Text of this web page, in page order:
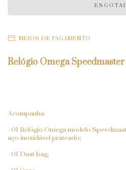
MEIOS DE PAGAMENTO
Relógio Omega
Acompanha:
- 01 Relógio Omega modelo
aço inoxidável prateado;
- 01 Dust bag;